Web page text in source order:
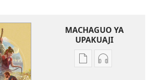
MACHAGUO YA
UPAKUAJI
MbinuMbinu